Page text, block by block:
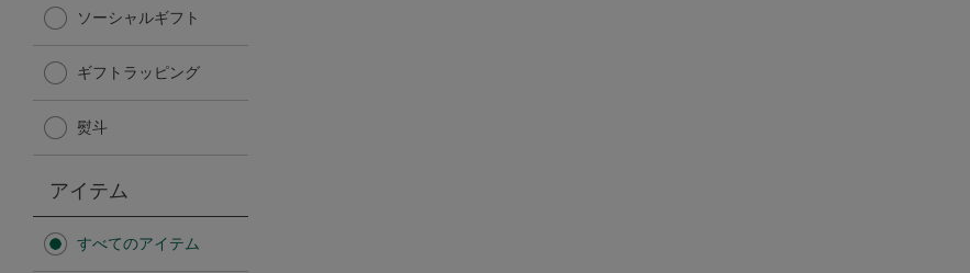
日傘
保冷バッグ
ソーシャルギフト
ギフトラッピング
熨斗
アイテム
すべてのアイテム